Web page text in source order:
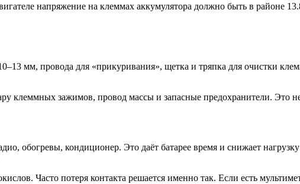
напряжение на клеммах аккумулятора должно быть в районе
мм, провода для «прикуривания», щетка и тряпка для очистки
клеммных зажимов, провод массы и запасные предохранители. Это
обогревы, кондиционер. Это даёт батарее время и снижает
Часто потеря контакта решается именно так. Если есть